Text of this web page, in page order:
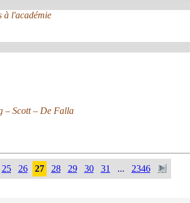
à l'académie
– Scott – De Falla
25 26 27 28 29 30 31 ... 2346